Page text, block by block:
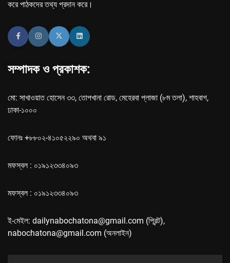
করে পাঠকদের তথ্য প্রদান করে।
সম্পাদক ও প্রকাশক:
মো: সাখাওয়াত হোসেন ৩৩, তোপখানা রোড, মেহেরবা প্লাজা (৮ম তলা), শাহবাগ,
ঢাকা-১০০০
ফোনঃ +৮৮০২-৪১০৫২২৯০ অথবা ৯১
মফস্বল : ০১৯১২৩৩৪০৯৩
মফস্বল : ০১৯১২৩৩৪০৯৩
ই-মেইল: dailynabochatona@gmail.com (প্রিন্ট),
nabochatona@gmail.com (অনলাইন)